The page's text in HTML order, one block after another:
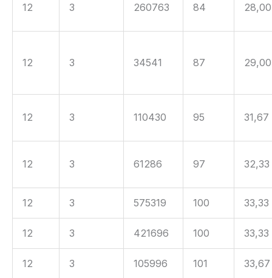
12 3 260763 84 28,00
12 3 34541 87 29,00
12 3 110430 95 31,67
12 3 61286 97 32,33
12 3 575319 100 33,33
12 3 421696 100 33,33
12 3 105996 101 33,67